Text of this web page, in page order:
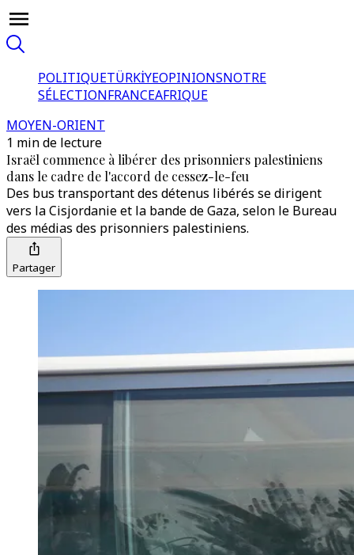
POLITIQUETÜRKİYEOPINIONSNOTRE
SÉLECTIONFRANCEAFRIQUE
MOYEN-ORIENT
1 min de lecture
Israël commence à libérer des prisonniers palestiniens
dans le cadre de l'accord de cessez-le-feu
Des bus transportant des détenus libérés se dirigent
vers la Cisjordanie et la bande de Gaza, selon le Bureau
des médias des prisonniers palestiniens.
Partager